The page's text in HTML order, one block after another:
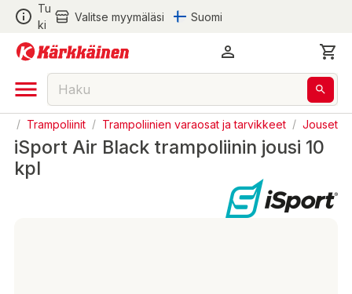
Tu
ki
Valitse myymäläsi Suomi
/ Trampoliinit / Trampoliinien varaosat ja tarvikkeet / Jouset
iSport Air Black trampoliinin jousi 10
kpl